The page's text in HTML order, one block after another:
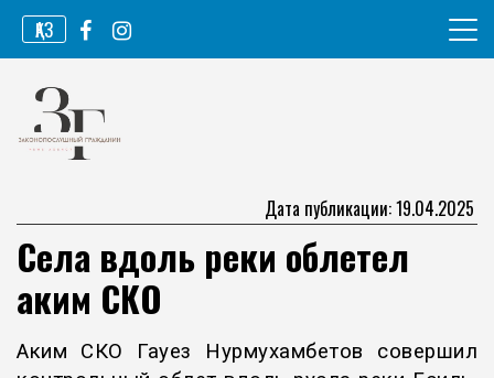
Перейти
содержимому
ҚАЗ
Законопослушный гражданин
Дата публикации: 19.04.2025
Села вдоль реки облетел
аким СКО
Аким СКО Гауез Нурмухамбетов совершил